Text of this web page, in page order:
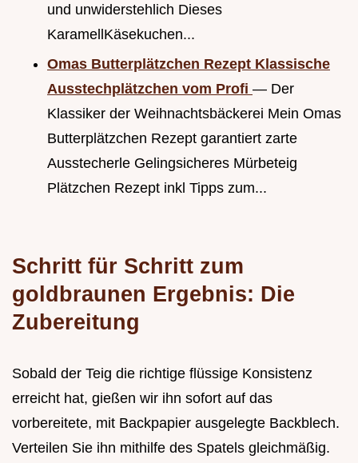
und unwiderstehlich Dieses
KaramellKäsekuchen...
Omas Butterplätzchen Rezept Klassische
Ausstechplätzchen vom Profi — Der
Klassiker der Weihnachtsbäckerei Mein Omas
Butterplätzchen Rezept garantiert zarte
Ausstecherle Gelingsicheres Mürbeteig
Plätzchen Rezept inkl Tipps zum...
Schritt für Schritt zum
goldbraunen Ergebnis: Die
Zubereitung
Sobald der Teig die richtige flüssige Konsistenz
erreicht hat, gießen wir ihn sofort auf das
vorbereitete, mit Backpapier ausgelegte Backblech.
Verteilen Sie ihn mithilfe des Spatels gleichmäßig.